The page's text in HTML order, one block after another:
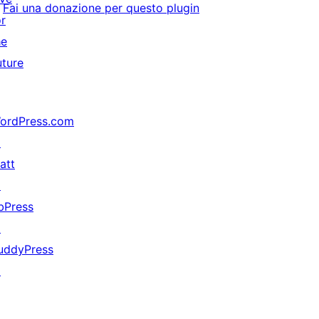
Fai una donazione per questo plugin